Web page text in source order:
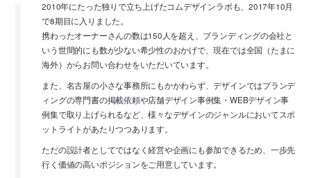
2010年にたった独りで立ち上げたコムデザインラボも、2017年10月
で8期目に入りました。
携わったオーナーさんの数は150人を超え、ブランディングの会社と
いう世間的にも数が少ない希少性のおかげで、現在では全国（たまに
海外）からお問い合わせをいただいています。
また、名古屋の小さな事務所にもかかわらず、デザインではブランデ
ィングの専門書の掲載依頼や店舗デザイン事例集・WEBデザイン事
例集で取り上げられるなど、様々なデザインのジャンルにおいてスポ
ットライトがあたりつつあります。
ただの設計者としてではなく経営や企画にも参加できるため、一歩先
行く価値の高いポジションをご用意しています。